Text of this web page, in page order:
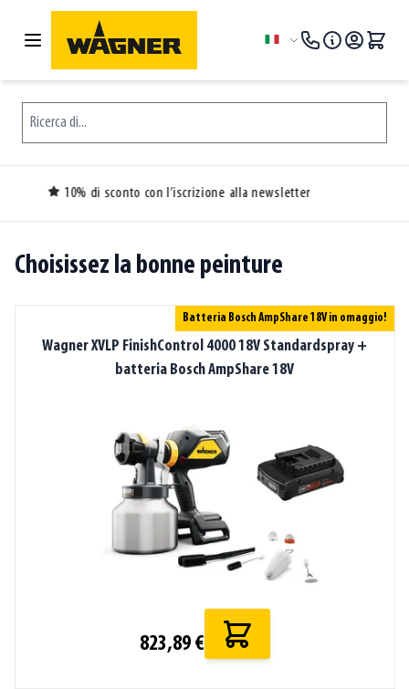
Salta al contenuto
Lingua
Ricerca di...
30 giorni di restituzione
Choisissez la bonne peinture
Wagner XVLP FinishControl 4000 18V Standardspray +
batteria Bosch AmpShare 18V
Batteria Bosch AmpShare 18V in omaggio!
823,89 €